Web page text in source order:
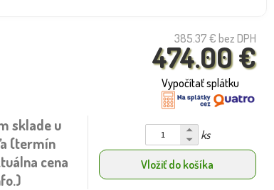
385.37 € bez DPH
474.00 €
Vypočítať splátku
sklade u
(termín
cena
ks
Vložiť do košíka